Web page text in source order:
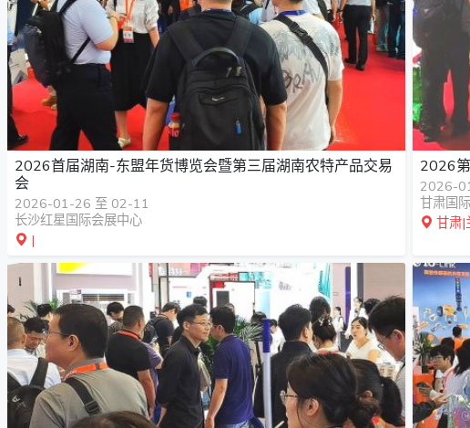
2026首届湖南-东盟年货博览会暨第三届湖南农特产品交易
会
2026-01-26 至 02-11
长沙红星国际会展中心
|
2026
2026-
甘肃国
甘肃|